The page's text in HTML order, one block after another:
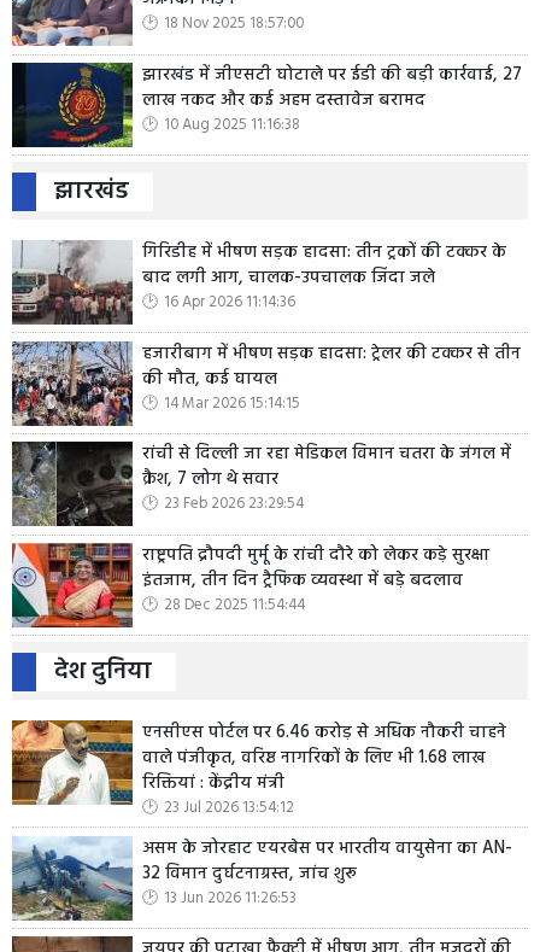
18 Nov 2025 18:57:00
झारखंड में जीएसटी घोटाले पर ईडी की बड़ी कार्रवाई, 27
लाख नकद और कई अहम दस्तावेज बरामद
10 Aug 2025 11:16:38
झारखंड
गिरिडीह में भीषण सड़क हादसा: तीन ट्रकों की टक्कर के
बाद लगी आग, चालक-उपचालक जिंदा जले
16 Apr 2026 11:14:36
हजारीबाग में भीषण सड़क हादसा: ट्रेलर की टक्कर से तीन
की मौत, कई घायल
14 Mar 2026 15:14:15
रांची से दिल्ली जा रहा मेडिकल विमान चतरा के जंगल में
क्रैश, 7 लोग थे सवार
23 Feb 2026 23:29:54
राष्ट्रपति द्रौपदी मुर्मू के रांची दौरे को लेकर कड़े सुरक्षा
इंतजाम, तीन दिन ट्रैफिक व्यवस्था में बड़े बदलाव
28 Dec 2025 11:54:44
देश दुनिया
एनसीएस पोर्टल पर 6.46 करोड़ से अधिक नौकरी चाहने
वाले पंजीकृत, वरिष्ठ नागरिकों के लिए भी 1.68 लाख
रिक्तियां : केंद्रीय मंत्री
23 Jul 2026 13:54:12
असम के जोरहाट एयरबेस पर भारतीय वायुसेना का AN-
32 विमान दुर्घटनाग्रस्त, जांच शुरू
13 Jun 2026 11:26:53